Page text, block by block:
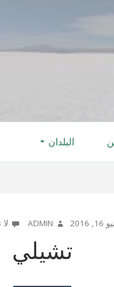
البلدان
2016
AUTHOR
ADMIN
تشيلي